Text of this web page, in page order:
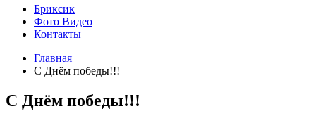
Бриксик
Фото Видео
Контакты
Главная
C Днём победы!!!
C Днём победы!!!